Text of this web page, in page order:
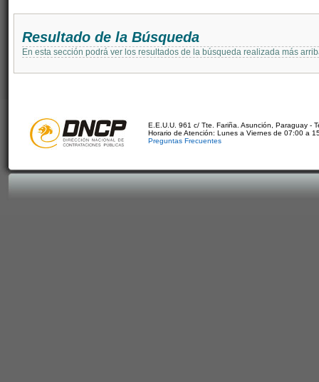
Resultado de la Búsqueda
En esta sección podrá ver los resultados de la búsqueda realizada más
E.E.U.U. 961 c/ Tte. Fariña. Asunción, Paraguay -
Horario de Atención: Lunes a Viernes de 07:00 a
Preguntas Frecuentes